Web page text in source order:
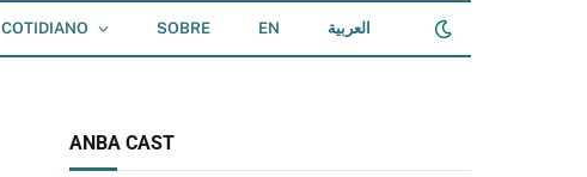
COTIDIANO SOBRE EN العربية
ANBA CAST